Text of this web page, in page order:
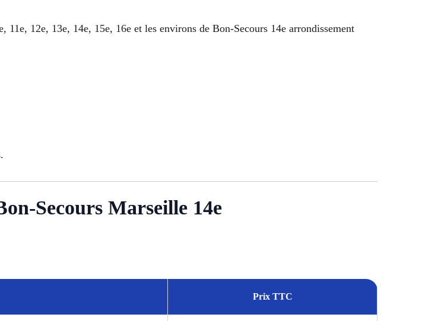
12e, 13e, 14e, 15e, 16e et les environs de Bon-Secours 14e arrondissement
Secours Marseille 14e
Prix TTC